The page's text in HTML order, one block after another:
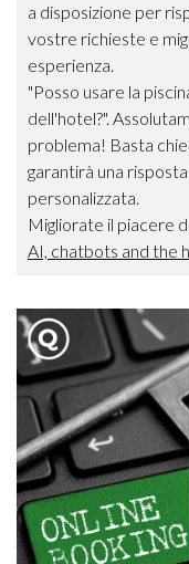
a disposizione per
vostre richieste e
esperienza.
"Posso usare la
dell'hotel?".
problema! Basta
garantirà una
personalizzata.
Migliorate il piacere
AI, chatbots and the